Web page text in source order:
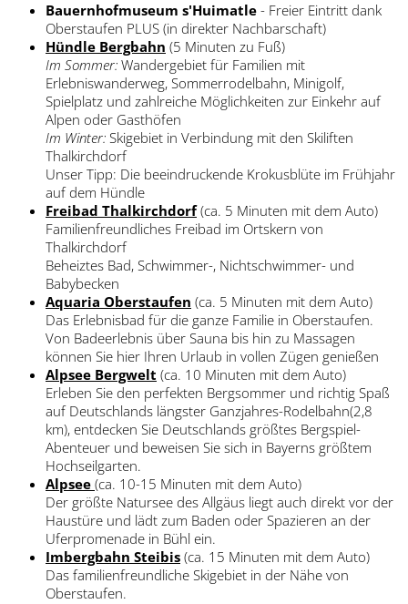
Bauernhofmuseum s'Huimatle - Freier Eintritt dank
Oberstaufen PLUS (in direkter Nachbarschaft)
Hündle Bergbahn (5 Minuten zu Fuß)
Im Sommer: Wandergebiet für Familien mit
Erlebniswanderweg, Sommerrodelbahn, Minigolf,
Spielplatz und zahlreiche Möglichkeiten zur Einkehr auf
Alpen oder Gasthöfen
Im Winter: Skigebiet in Verbindung mit den Skiliften
Thalkirchdorf
Unser Tipp: Die beeindruckende Krokusblüte im Frühjahr
auf dem Hündle
Freibad Thalkirchdorf(ca. 5 Minuten mit dem Auto)
Familienfreundliches Freibad im Ortskern von
Thalkirchdorf
Beheiztes Bad, Schwimmer-, Nichtschwimmer- und
Babybecken
Aquaria Oberstaufen (ca. 5 Minuten mit dem Auto)
Das Erlebnisbad für die ganze Familie in Oberstaufen.
Von Badeerlebnis über Sauna bis hin zu Massagen
können Sie hier Ihren Urlaub in vollen Zügen genießen
Alpsee Bergwelt (ca. 10 Minuten mit dem Auto)
Erleben Sie den perfekten Bergsommer und richtig Spaß
auf Deutschlands längster Ganzjahres-Rodelbahn(2,8
km), entdecken Sie Deutschlands größtes Bergspiel-
Abenteuer und beweisen Sie sich in Bayerns größtem
Hochseilgarten.
Alpsee (ca. 10-15 Minuten mit dem Auto)
Der größte Natursee des Allgäus liegt auch direkt vor der
Haustüre und lädt zum Baden oder Spazieren an der
Uferpromenade in Bühl ein.
Imbergbahn Steibis (ca. 15 Minuten mit dem Auto)
Das familienfreundliche Skigebiet in der Nähe von
Oberstaufen.